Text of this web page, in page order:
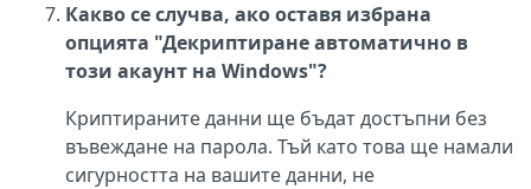
Какво се случва, ако оставя избрана
опцията "Декриптиране автоматично в
този акаунт на Windows"?
Криптираните данни ще бъдат достъпни без
въвеждане на парола. Тъй като това ще намали
сигурността на вашите данни, не